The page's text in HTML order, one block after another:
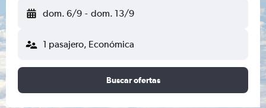
dom. 6/9 - dom. 13/9
1 pasajero, Económica
Buscar ofertas